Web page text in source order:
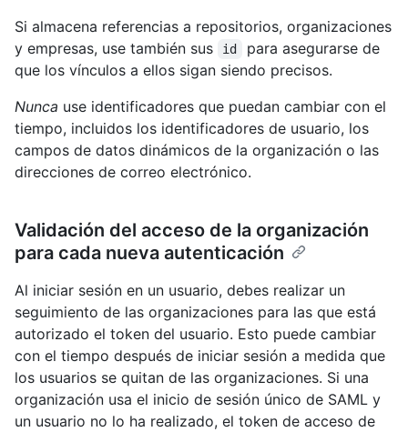
Si almacena referencias a repositorios, organizaciones
y empresas, use también sus
id
para asegurarse de
que los vínculos a ellos sigan siendo precisos.
Nunca use identificadores que puedan cambiar con el
tiempo, incluidos los identificadores de usuario, los
campos de datos dinámicos de la organización o las
direcciones de correo electrónico.
Validación del acceso de la organización
para cada nueva autenticación
Al iniciar sesión en un usuario, debes realizar un
seguimiento de las organizaciones para las que está
autorizado el token del usuario. Esto puede cambiar
con el tiempo después de iniciar sesión a medida que
los usuarios se quitan de las organizaciones. Si una
organización usa el inicio de sesión único de SAML y
un usuario no lo ha realizado, el token de acceso de